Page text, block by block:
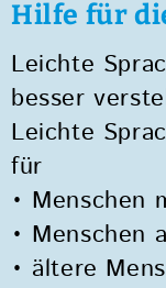
verwendet.
Hilfe für
Leichte
besser
Leichte
für
• Menschen
• Menschen
• ältere